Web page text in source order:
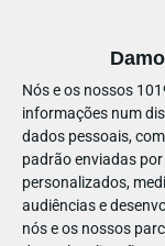
Nós e os nossos
informações num
dados pessoais,
padrão enviadas
personalizados,
audiências e
nós e os nossos